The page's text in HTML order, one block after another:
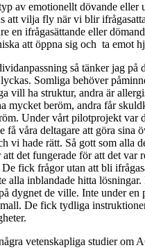
av emotionellt dövande eller
att vilja fly när vi blir
en ifrågasättande eller
att öppna sig och ta emot
så tänker jag på
Somliga behöver
vill ha struktur, andra är
mycket beröm, andra får
Under vårt pilotprojekt var
få våra deltagare att göra sina
vi hade rätt. Så gott som alla
att det fungerade för att det var
fick frågor utan att bli
alla inblandade hitta lösningar.
dygnet de ville. Inte under en
De fick tydliga
vetenskapliga studier om